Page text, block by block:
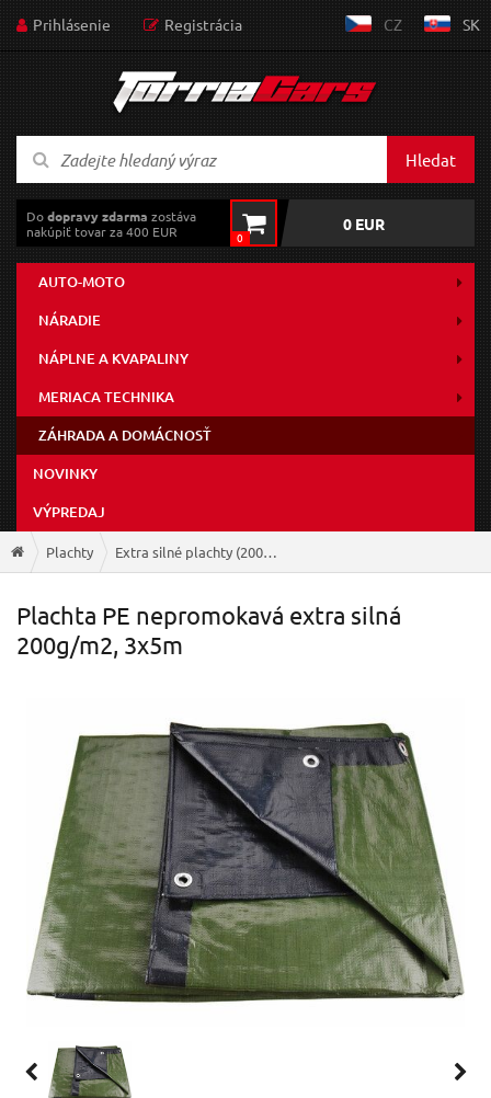
Prihlásenie Registrácia CZ SK
Hledat
Dodopravy zdarma zostáva
nakúpiť tovar za 400 EUR
0
0 EUR
AUTO-MOTO
NÁRADIE
NÁPLNE A KVAPALINY
MERIACA TECHNIKA
ZÁHRADA A DOMÁCNOSŤ
NOVINKY
VÝPREDAJ
Plachty Extra silné plachty (200g/m2)
Plachta PE nepromokavá extra silná
200g/m2, 3x5m